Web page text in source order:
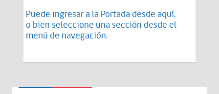
Puede ingresar a la Portada desde aquí,
o bien seleccione una sección desde el
menú de navegación.